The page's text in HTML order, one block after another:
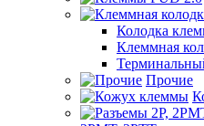
Колодка
Клеммная
Прочие